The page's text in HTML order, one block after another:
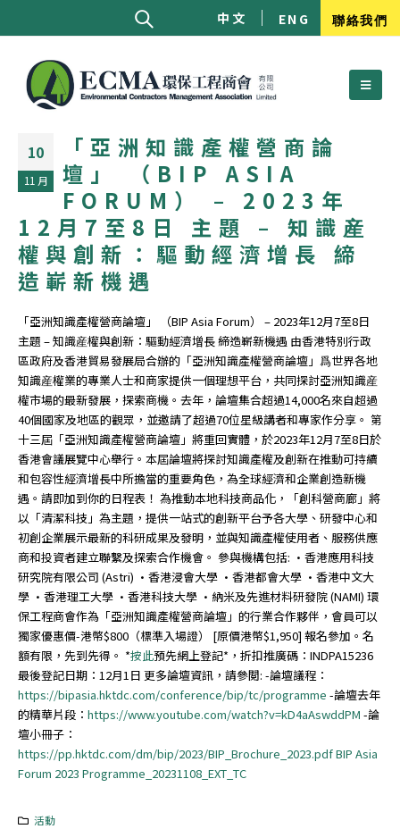
中文 ENG 聯絡我們
10
11 月
「亞洲知識產權營商論
壇」 （BIP ASIA
FORUM） – 2023年
12月7至8日 主題 – 知識産
權與創新：驅動經濟增長 締
造嶄新機遇
「亞洲知識產權營商論壇」 （BIP Asia Forum） – 2023年12月7至8日
主題 – 知識産權與創新：驅動經濟增長 締造嶄新機遇 由香港特別行政
區政府及香港貿易發展局合辦的「亞洲知識產權營商論壇」爲世界各地
知識産權業的專業人士和商家提供一個理想平台，共同探討亞洲知識産
權市場的最新發展，探索商機。去年，論壇集合超過14,000名來自超過
40個國家及地區的觀眾，並邀請了超過70位星級講者和專家作分享。 第
十三屆「亞洲知識產權營商論壇」將重回實體，於2023年12月7至8日於
香港會議展覽中心舉行。本屆論壇將探討知識產權及創新在推動可持續
和包容性經濟增長中所擔當的重要角色，為全球經濟和企業創造新機
遇。請即加到你的日程表！ 為推動本地科技商品化，「創科營商廊」將
以「清潔科技」為主題，提供一站式的創新平台予各大學、研發中心和
初創企業展示最新的科研成果及發明，並與知識產權使用者、服務供應
商和投資者建立聯繫及探索合作機會。 參與機構包括: •香港應用科技
研究院有限公司 (Astri) •香港浸會大學 •香港都會大學 •香港中文大
學 •香港理工大學 •香港科技大學 •納米及先進材料研發院 (NAMI) 環
保工程商會作為「亞洲知識產權營商論壇」的行業合作夥伴，會員可以
獨家優惠價-港幣$800（標準入場證） [原價港幣$1,950] 報名參加。名
額有限，先到先得。 *按此預先網上登記*，折扣推廣碼：INDPA15236
最後登記日期：12月1日 更多論壇資訊，請參閲: -論壇議程：
https://bipasia.hktdc.com/conference/bip/tc/programme -論壇去年
的精華片段： https://www.youtube.com/watch?v=kD4aAswddPM -論
壇小冊子：
https://pp.hktdc.com/dm/bip/2023/BIP_Brochure_2023.pdfBIP Asia
Forum 2023 Programme_20231108_EXT_TC
活動